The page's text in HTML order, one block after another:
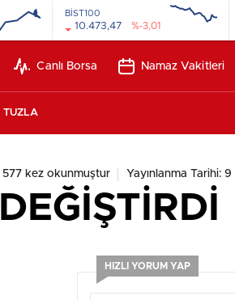
BİST100
10.473,47 %-3,01
Canlı Borsa Namaz Vakitleri
TUZLA
577 kez okunmuştur Yayınlanma Tarihi:
HIZLI YORUM YAP